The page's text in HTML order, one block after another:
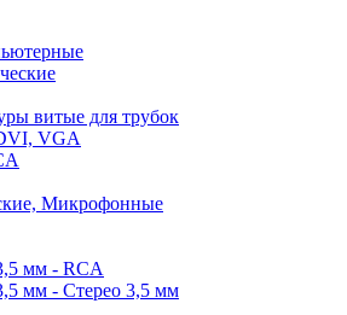
витые для трубок
VGA
Микрофонные
мм - RCA
мм - Стерео 3,5 мм